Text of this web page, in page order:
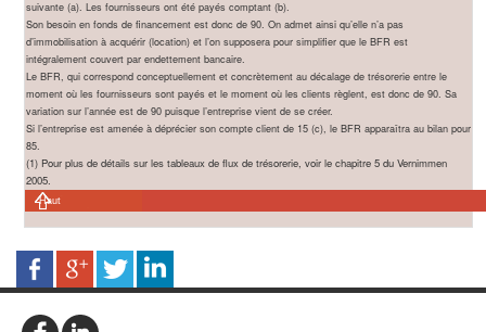
suivante (a). Les fournisseurs ont été payés comptant (b).
Son besoin en fonds de financement est donc de 90. On admet ainsi qu’elle n’a pas
d’immobilisation à acquérir (location) et l’on supposera pour simplifier que le BFR est
intégralement couvert par endettement bancaire.
Le BFR, qui correspond conceptuellement et concrètement au décalage de trésorerie entre le
moment où les fournisseurs sont payés et le moment où les clients règlent, est donc de 90. Sa
variation sur l’année est de 90 puisque l’entreprise vient de se créer.
Si l’entreprise est amenée à déprécier son compte client de 15 (c), le BFR apparaîtra au bilan pour
85.
(1) Pour plus de détails sur les tableaux de flux de trésorerie, voir le chapitre 5 du Vernimmen
2005.
Haut